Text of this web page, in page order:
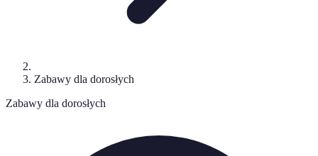
Zabawy dla dorosłych
Zabawy dla dorosłych